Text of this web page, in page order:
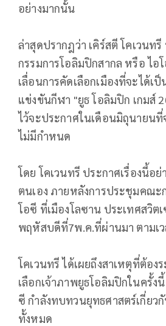
อย่างมากนั้น
ล่าสุดปรากฎว่า เคิร์สตี โคเวนท
กรรมการโอลิมปิกสากล หรือ ไอ
เลื่อนการคัดเลือกเมืองที่จะได้เ
แข่งขันกีฬา "ยูธ โอลิมปิก เกมส์
ไว้จะประกาศในเดือนมิถุนายน
ไม่มีกำหนด
โดย โคเวนทรี ประกาศเรื่องนี้อย่
ตนเอง ภายหลังการประชุมคณะ
โอซี ที่เมืองโลซาน ประเทศสวิต
พฤหัสบดีที่7พ.ค.ที่ผ่านมา ตามเ
โคเวนทรี ได้เผยถึงสาเหตุที่ต้อง
เลือกเจ้าภาพยูธโอลิมปิกในครั้ง
ซี กำลังทบทวนยุทธศาสตร์เกี่ยว
ทั้งหมด